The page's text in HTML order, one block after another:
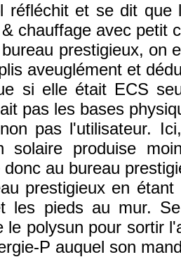
réfléchit et se dit
chauffage avec petit
prestigieux, on
aveuglément et
si elle était ECS
pas les bases
pas l'utilisateur.
solaire produise
au bureau
prestigieux en
les pieds au mur.
le polysun pour sortir
P auquel son